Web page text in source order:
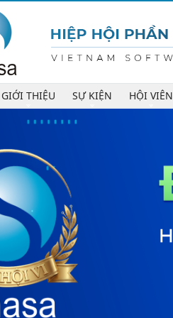
GIỚI THIỆU SỰ KIỆN HỘI VIÊN